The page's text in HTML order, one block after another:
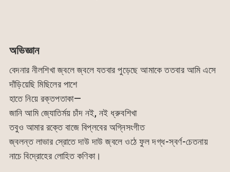
অভিজ্ঞান
বেদনার নীলশিখা জ্বলে জ্বলে যতবার পুড়েছে আমাকে ততবার আমি এসে
দাঁড়িয়েছি মিছিলের পাশে
হাতে নিয়ে রক্তপতাকা—
জানি আমি জ্যোতির্ময় চাঁদ নই, নই ধ্রুবশিখা
তবুও আমার রক্তে বাজে বিপ্লবের অগ্নিসংগীত
জ্বলন্ত লাভার স্রোতে দাউ দাউ জ্বলে ওঠে ফুল দগ্ধ-স্বর্ণ-চেতনায়
নাচে বিদ্রোহের লোহিত কণিকা।